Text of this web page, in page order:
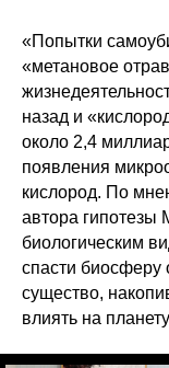
«Попытки
«метановое
назад и
около 2,4
появления
кислород. По
автора гипотезы
биологическим
спасти биосферу
существо,
влиять на